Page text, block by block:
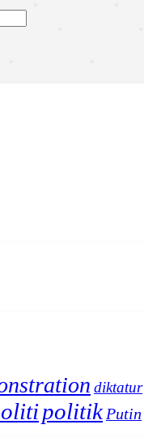
diktatur
politik Putin